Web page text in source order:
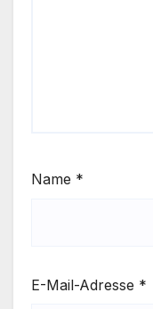
Name *
E-Mail-Adresse *